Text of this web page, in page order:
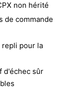
non hérité
de commande
pour la
d'échec sûr